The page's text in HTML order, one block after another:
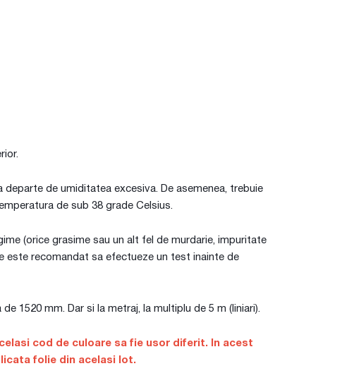
de umiditatea excesiva. De asemenea, trebuie
de sub 38 grade Celsius.
(orice grasime sau un alt fel de murdarie, impuritate
este recomandat sa efectueze un test inainte de
1520 mm. Dar si la metraj, la multiplu de 5 m (liniari).
cod de culoare sa fie usor diferit. In acest
folie din acelasi lot.